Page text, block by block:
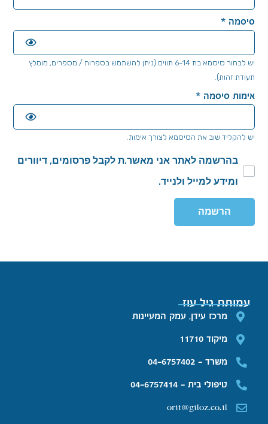
סיסמה*
יש לבחור סיסמא בת 6-14 תווים (ניתן להשתמש בספרות / מספרים, מומלץ
תעודת זהות).
אימות סיסמה*
יש להקליד שוב את הסיסמא לצורך אימות.
בהרשמה לאתר אני מאשר.ת לקבל פרסומים, דיוורים
ומידע למייל ולנייד.
הרשמה
עמותת גיל עוז
מרכז עידן, עמק המעיינות
מיקוד 11710
משרד - 04-6757402
טיפולי בית - 04-6757414
orit@giloz.co.il